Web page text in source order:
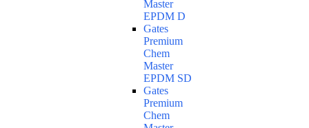
Master
EPDM D
Gates
Premium
Chem
Master
EPDM SD
Gates
Premium
Chem